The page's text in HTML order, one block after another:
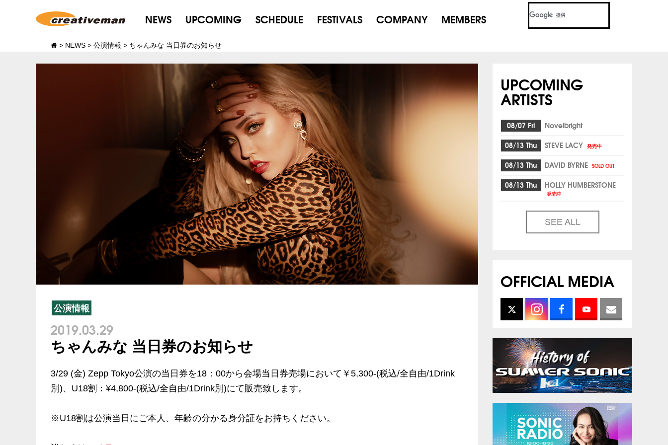
NEWS UPCOMING SCHEDULE FESTIVALS COMPANY MEMBERS
> NEWS > 公演情報 > ちゃんみな 当日券のお知らせ
公演情報
2019.03.29
ちゃんみな 当日券のお知らせ
3/29 (金) Zepp Tokyo公演の当日券を18：00から会場当日券売場において￥5,300-(税込/全自由/1Drink
別)、U18割：¥4,800-(税込/全自由/1Drink別)にて販売致します。
※U18割は公演当日にご本人、年齢の分かる身分証をお持ちください。
UPCOMING
ARTISTS
08/07 Fri
Novelbright
08/13 Thu
STEVE LACY 発売中
08/13 Thu DAVID BYRNE SOLD OUT
08/13 Thu HOLLY HUMBERSTONE
発売中
SEE ALL
OFFICIAL MEDIA